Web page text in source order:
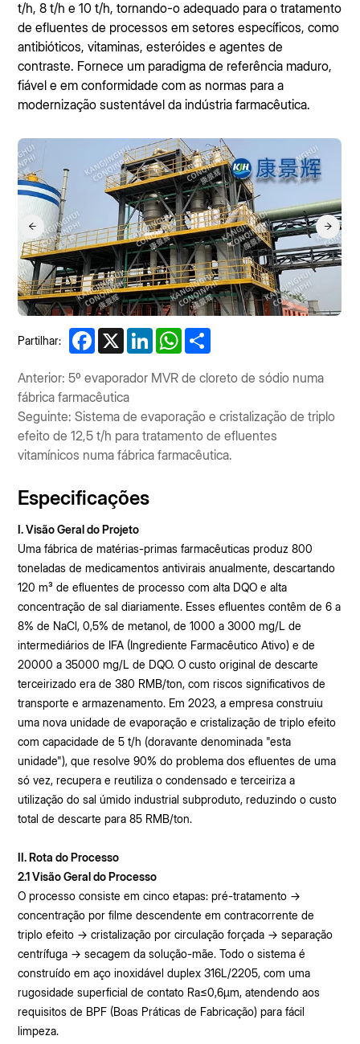
t/h, 8 t/h e 10 t/h, tornando-o adequado para o tratamento
de efluentes de processos em setores específicos, como
antibióticos, vitaminas, esteróides e agentes de
contraste. Fornece um paradigma de referência maduro,
fiável e em conformidade com as normas para a
modernização sustentável da indústria farmacêutica.
Partilhar: Facebook
X LinkedInWhatsApp
Anterior: 5º evaporador MVR de cloreto de sódio numa
fábrica farmacêutica
Seguinte: Sistema de evaporação e cristalização de triplo
efeito de 12,5 t/h para tratamento de efluentes
vitamínicos numa fábrica farmacêutica.
Especificações
I. Visão Geral do Projeto
Uma fábrica de matérias-primas farmacêuticas produz 800
toneladas de medicamentos antivirais anualmente, descartando
120 m³ de efluentes de processo com alta DQO e alta
concentração de sal diariamente. Esses efluentes contêm de 6 a
8% de NaCl, 0,5% de metanol, de 1000 a 3000 mg/L de
intermediários de IFA (Ingrediente Farmacêutico Ativo) e de
20000 a 35000 mg/L de DQO. O custo original de descarte
terceirizado era de 380 RMB/ton, com riscos significativos de
transporte e armazenamento. Em 2023, a empresa construiu
uma nova unidade de evaporação e cristalização de triplo efeito
com capacidade de 5 t/h (doravante denominada "esta
unidade"), que resolve 90% do problema dos efluentes de uma
só vez, recupera e reutiliza o condensado e terceiriza a
utilização do sal úmido industrial subproduto, reduzindo o custo
total de descarte para 85 RMB/ton.
II. Rota do Processo
2.1 Visão Geral do Processo
O processo consiste em cinco etapas: pré-tratamento →
concentração por filme descendente em contracorrente de
triplo efeito → cristalização por circulação forçada → separação
centrífuga → secagem da solução-mãe. Todo o sistema é
construído em aço inoxidável duplex 316L/2205, com uma
rugosidade superficial de contato Ra≤0,6μm, atendendo aos
requisitos de BPF (Boas Práticas de Fabricação) para fácil
limpeza.